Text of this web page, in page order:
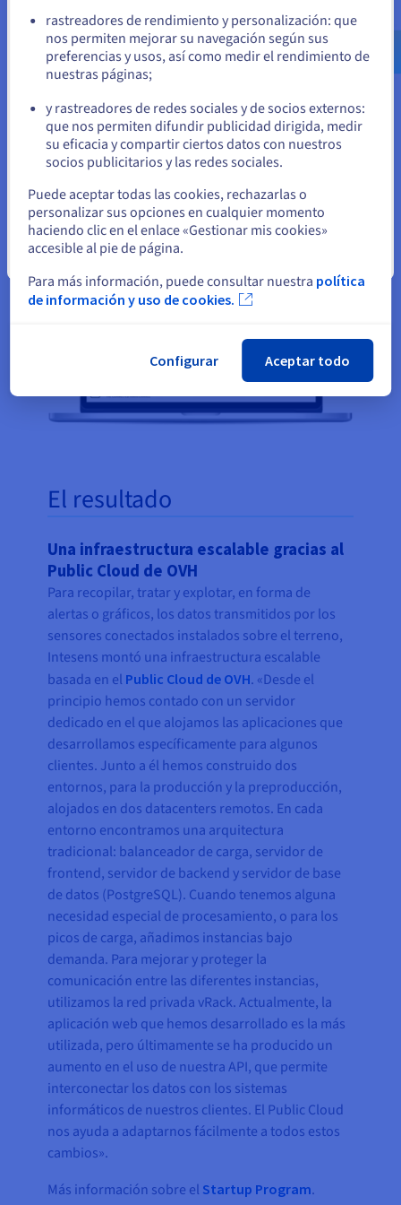
agua... y, desde hace poco, las baterías de respaldo
de los sistemas de alimentación interrumpida
instalados en dispositivos críticos». Y para
necesaria para la adquisición y la instalación de los
sensores conectados, Intesens pone a su
disposición un tipo de financiación todavía poco
veces la innovación es solo una cuestión
tecnológica.
El resultado
Una infraestructura escalable gracias al
Public Cloud de OVH
Para recopilar, tratar y explotar, en forma de
alertas o gráficos, los datos transmitidos por los
sensores conectados instalados sobre el terreno,
Intesens montó una infraestructura escalable
basada en el Public Cloud de OVH. «Desde el
principio hemos contado con un servidor
dedicado en el que alojamos las aplicaciones que
desarrollamos específicamente para algunos
clientes. Junto a él hemos construido dos
entornos, para la producción y la preproducción,
alojados en dos datacenters remotos. En cada
entorno encontramos una arquitectura
tradicional: balanceador de carga, servidor de
frontend, servidor de backend y servidor de base
de datos (PostgreSQL). Cuando tenemos alguna
necesidad especial de procesamiento, o para los
picos de carga, añadimos instancias bajo
demanda. Para mejorar y proteger la
comunicación entre las diferentes instancias,
utilizamos la red privada vRack. Actualmente, la
aplicación web que hemos desarrollado es la más
utilizada, pero últimamente se ha producido un
aumento en el uso de nuestra API, que permite
interconectar los datos con los sistemas
informáticos de nuestros clientes. El Public Cloud
nos ayuda a adaptarnos fácilmente a todos estos
cambios».
Más información sobre el Startup Program.
us.ovhcloud.com/
Inglés USD - $
Permanezca en el sitio web actual
rastreadores de rendimiento y personalización: que
nos permiten mejorar su navegación según sus
preferencias y usos, así como medir el rendimiento de
nuestras páginas;
y rastreadores de redes sociales y de socios externos:
que nos permiten difundir publicidad dirigida, medir
su eficacia y compartir ciertos datos con nuestros
socios publicitarios y las redes sociales.
Puede aceptar todas las cookies, rechazarlas o
personalizar sus opciones en cualquier momento
haciendo clic en el enlace «Gestionar mis cookies»
accesible al pie de página.
Para más información, puede consultar nuestra política
de información y uso de cookies.
Configurar Aceptar todo